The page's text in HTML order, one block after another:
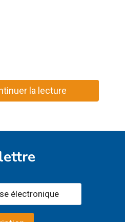
la lecture